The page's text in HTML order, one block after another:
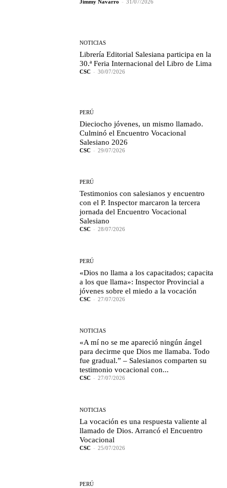
Jimmy Navarro - 31/07/2026
NOTICIAS
Librería Editorial Salesiana participa en la
30.ª Feria Internacional del Libro de Lima
CSC - 30/07/2026
PERÚ
Dieciocho jóvenes, un mismo llamado.
Culminó el Encuentro Vocacional
Salesiano 2026
CSC - 29/07/2026
PERÚ
Testimonios con salesianos y encuentro
con el P. Inspector marcaron la tercera
jornada del Encuentro Vocacional
Salesiano
CSC - 28/07/2026
PERÚ
«Dios no llama a los capacitados; capacita
a los que llama»: Inspector Provincial a
jóvenes sobre el miedo a la vocación
CSC - 27/07/2026
NOTICIAS
«A mí no se me apareció ningún ángel
para decirme que Dios me llamaba. Todo
fue gradual.” – Salesianos comparten su
testimonio vocacional con...
CSC - 27/07/2026
NOTICIAS
La vocación es una respuesta valiente al
llamado de Dios. Arrancó el Encuentro
Vocacional
CSC - 25/07/2026
PERÚ